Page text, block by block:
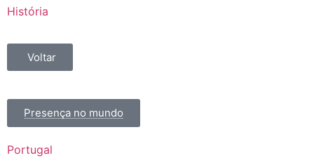
História
Voltar
Presença no mundo
Portugal